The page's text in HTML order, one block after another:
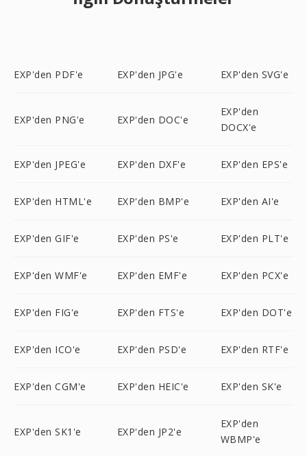
EXP'den PDF'e EXP'den JPG'e EXP'den SVG'e
EXP'den PNG'e EXP'den DOC'e
EXP'den
DOCX'e
EXP'den JPEG'e EXP'den DXF'e EXP'den EPS'e
EXP'den HTML'e EXP'den BMP'e EXP'den AI'e
EXP'den GIF'e EXP'den PS'e EXP'den PLT'e
EXP'den WMF'e EXP'den EMF'e EXP'den PCX'e
EXP'den FIG'e EXP'den FTS'e EXP'den DOT'e
EXP'den ICO'e EXP'den PSD'e EXP'den RTF'e
EXP'den CGM'e EXP'den HEIC'e EXP'den SK'e
EXP'den SK1'e EXP'den JP2'e
EXP'den
WBMP'e